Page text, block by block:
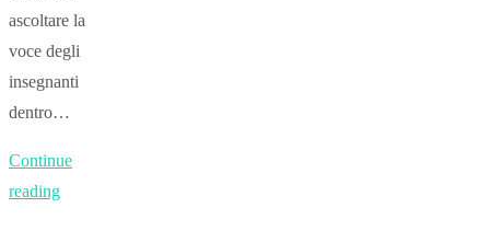
ascoltare la
voce degli
insegnanti
dentro…
Continue
reading